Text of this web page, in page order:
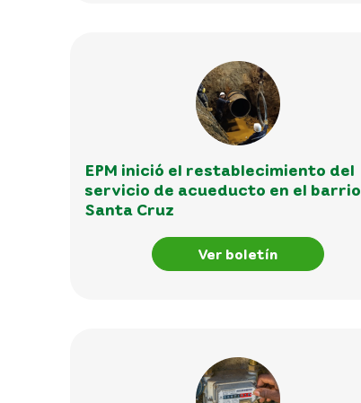
EPM inició el restablecimiento del
servicio de acueducto en el barrio
Santa Cruz
Ver boletín